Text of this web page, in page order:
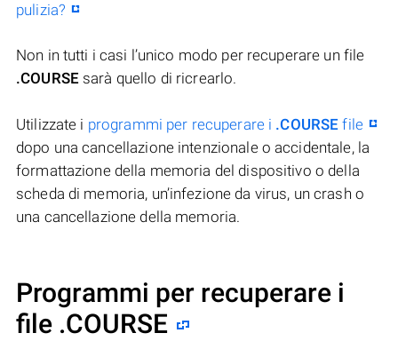
pulizia?
Non in tutti i casi l’unico modo per recuperare un file
.COURSEsarà quello di ricrearlo.
Utilizzate i programmi per recuperare i .COURSE file
dopo una cancellazione intenzionale o accidentale, la
formattazione della memoria del dispositivo o della
scheda di memoria, un’infezione da virus, un crash o
una cancellazione della memoria.
Programmi per recuperare i
file .COURSE